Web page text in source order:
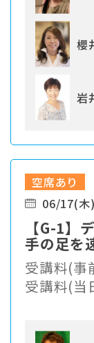
櫻
岩
空席あり
06/17(木
【G-1】
手の足を
をお伝え
受講料(
受講料(